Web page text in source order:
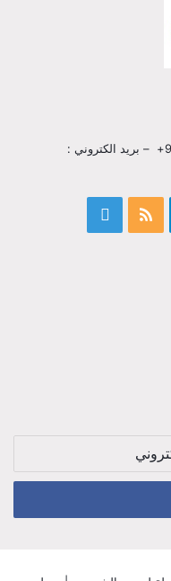
صنعاء – شارع القاهرة – هاتف : 9671226773+ – بريد الكتروني :
تيلقرام ملخص